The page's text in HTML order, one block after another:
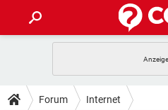
ANDROID
TIPPS & TRICKS
Forum Internet